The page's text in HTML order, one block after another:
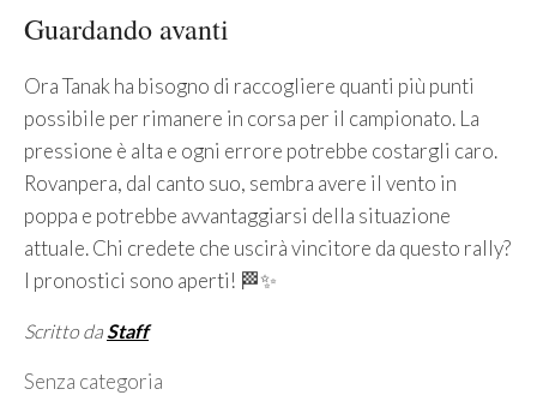
Guardando avanti
Ora Tanak ha bisogno di raccogliere quanti più punti
possibile per rimanere in corsa per il campionato. La
pressione è alta e ogni errore potrebbe costargli caro.
Rovanpera, dal canto suo, sembra avere il vento in
poppa e potrebbe avvantaggiarsi della situazione
attuale. Chi credete che uscirà vincitore da questo rally?
I pronostici sono aperti! 🏁✨
Scritto da Staff
Categorie
Senza categoria